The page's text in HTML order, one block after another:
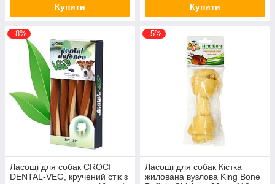
Купити Купити
–8%
Ласощі для собак CROCI
DENTAL-VEG, кручений стік з
–5%
Ласощі для собак Кістка
жилована вузлова King Bone